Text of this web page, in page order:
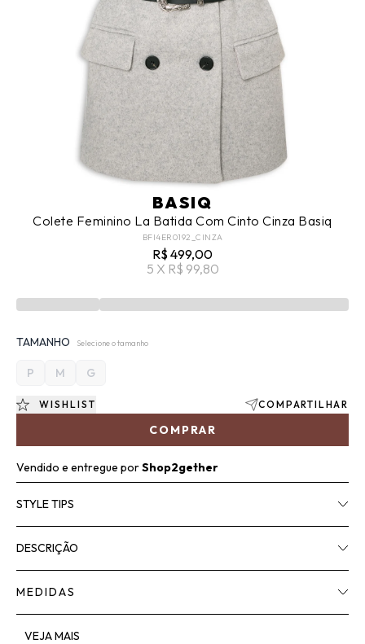
BASIQ
Colete Feminino La Batida Com Cinto Cinza Basiq
BFI4ER0192_CINZA
R$ 499,00
5 X R$ 99,80
TAMANHO Selecione o tamanho
P M G
COMPRAR
WISHLIST COMPARTILHAR
Vendido e entregue porShop2gether
STYLE TIPS
DESCRIÇÃO
MEDIDAS
VEJA MAIS